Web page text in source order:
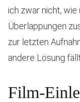
ich zwar nicht,
Überlappungen
zur letzten
andere Lösung
Film-